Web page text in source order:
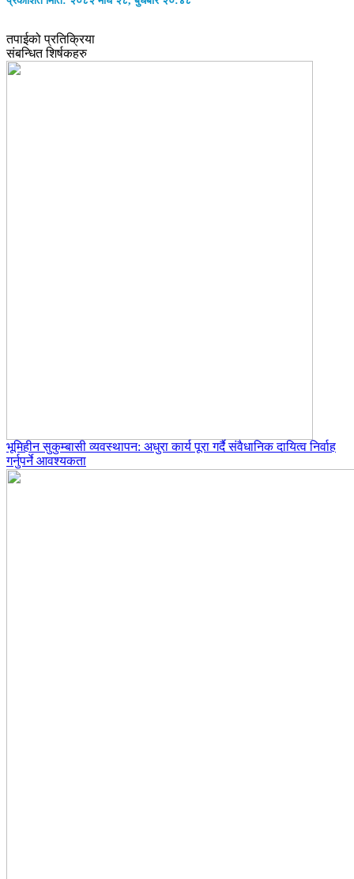
तपाईको प्रतिक्रिया
संबन्धित शिर्षकहरु
भूमिहीन सुकुम्बासी व्यवस्थापन: अधुरा कार्य पूरा गर्दै संवैधानिक दायित्व निर्वाह
गर्नुपर्ने आवश्यकता